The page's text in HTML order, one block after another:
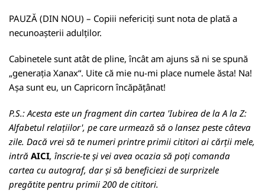
PAUZĂ (DIN NOU) – Copiii nefericiți sunt nota de plată a
necunoașterii adulților.
Cabinetele sunt atât de pline, încât am ajuns să ni se spună
„generația Xanax“. Uite că mie nu-mi place numele ăsta! Na!
Așa sunt eu, un Capricorn încăpățânat!
P.S.: Acesta este un fragment din cartea 'Iubirea de la A la Z:
Alfabetul relațiilor', pe care urmează să o lansez peste câteva
zile. Dacă vrei să te numeri printre primii cititori ai cărții mele,
intră AICI, înscrie-te și vei avea ocazia să poți comanda
cartea cu autograf, dar și să beneficiezi de surprizele
pregătite pentru primii 200 de cititori.